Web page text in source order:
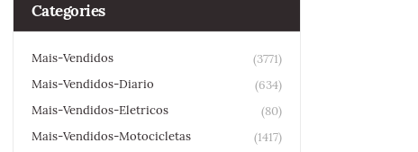
Categories
Mais-Vendidos
(3771)
Mais-Vendidos-Diario
(634)
Mais-Vendidos-Eletricos
(80)
Mais-Vendidos-Motocicletas
(1417)